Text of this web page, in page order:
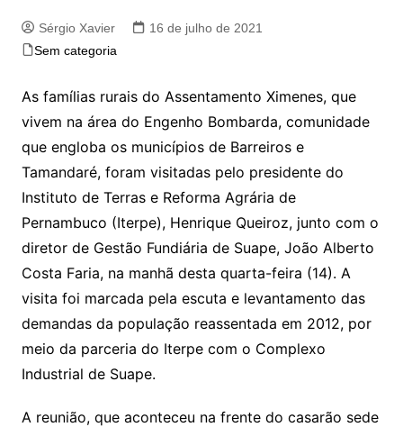
Sérgio Xavier
16 de julho de 2021
Sem categoria
As famílias rurais do Assentamento Ximenes, que
vivem na área do Engenho Bombarda, comunidade
que engloba os municípios de Barreiros e
Tamandaré, foram visitadas pelo presidente do
Instituto de Terras e Reforma Agrária de
Pernambuco (Iterpe), Henrique Queiroz, junto com o
diretor de Gestão Fundiária de Suape, João Alberto
Costa Faria, na manhã desta quarta-feira (14). A
visita foi marcada pela escuta e levantamento das
demandas da população reassentada em 2012, por
meio da parceria do Iterpe com o Complexo
Industrial de Suape.
A reunião, que aconteceu na frente do casarão sede